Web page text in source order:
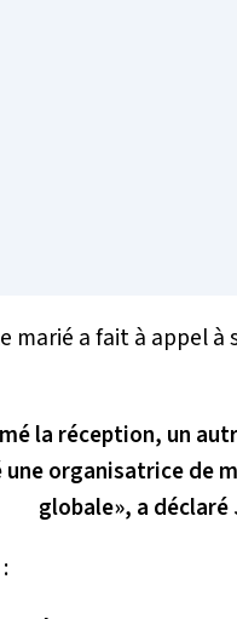
marié a fait à appel
la réception, un
une organisatrice de
globale», a